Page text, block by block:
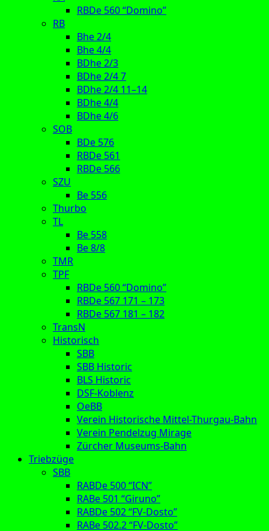
RBDe 560 “Domino”
RB
Bhe 2/4
Bhe 4/4
BDhe 2/3
BDhe 2/4 7
BDhe 2/4 11–14
BDhe 4/4
BDhe 4/6
SOB
BDe 576
RBDe 561
RBDe 566
SZU
Be 556
Thurbo
TL
Be 558
Be 8/8
TMR
TPF
RBDe 560 “Domino”
RBDe 567 171 – 173
RBDe 567 181 – 182
TransN
Historisch
SBB
SBB Historic
BLS Historic
DSF-Koblenz
OeBB
Verein Historische Mittel-Thurgau-Bahn
Verein Pendelzug Mirage
Zürcher Museums-Bahn
Triebzüge
SBB
RABDe 500 “ICN”
RABe 501 “Giruno”
RABDe 502 “FV-Dosto”
RABe 502.2 “FV-Dosto”